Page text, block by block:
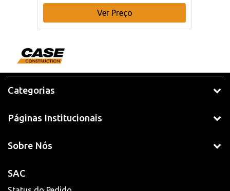
Ver Preço
Categorias
Páginas Institucionais
Sobre Nós
SAC